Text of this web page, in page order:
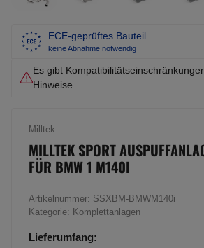
ECE-geprüftes Bauteil
keine Abnahme notwendig
Es gibt
Hinweise
Milltek
MILLTEK SPORT
FÜR BMW 1 M140I
Artikelnummer: SSXBM-BMWM140i
Kategorie: Komplettanlagen
Lieferumfang: